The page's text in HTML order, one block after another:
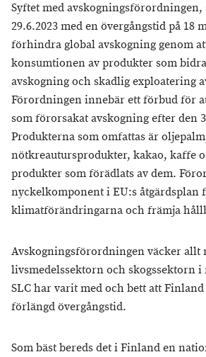
Syftet med
29.6.2023 med en övergångstid på 18
förhindra global avskogning genom
konsumtionen av produkter som
avskogning och skadlig exploatering
Förordningen innebär ett förbud för
som förorsakat avskogning efter den
Produkterna som omfattas är
nötkreautursprodukter, kakao, kaffe
produkter som förädlats av dem.
nyckelkomponent i EU:s åtgärdsplan
klimatförändringarna och främja
Avskogningsförordningen väcker
livsmedelssektorn och skogssektorn i
SLC har varit med och bett att
förlängd övergångstid.
Som bäst bereds det i Finland en